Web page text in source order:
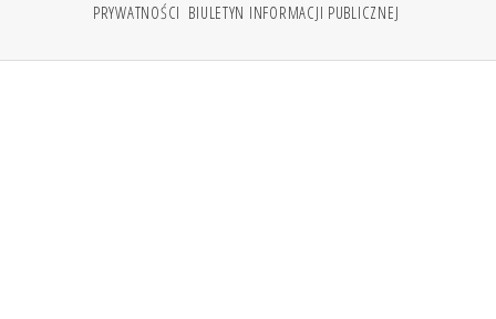
PRYWATNOŚCI BIULETYN INFORMACJI PUBLICZNEJ